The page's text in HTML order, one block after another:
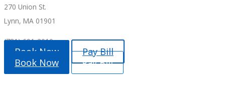
270 Union St.
Lynn, MA 01901
(781) 691-3010
Book Now
Pay Bill
Book Now
Pay Bill